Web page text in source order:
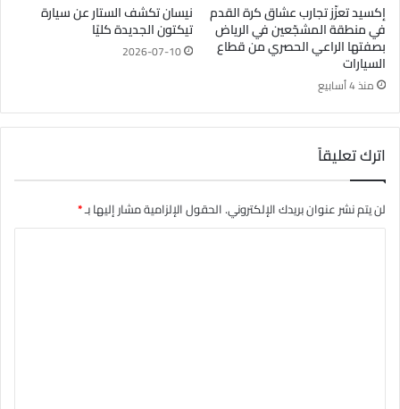
إكسيد تعزّز تجارب عشاق كرة القدم
في منطقة المشجّعين في الرياض
بصفتها الراعي الحصري من قطاع
السيارات
منذ 4 أسابيع
نيسان تكشف الستار عن سيارة
تيكتون الجديدة كليًا
2026-07-10
اترك تعليقاً
لن يتم نشر عنوان بريدك الإلكتروني.الحقول الإلزامية مشار إليها بـ*